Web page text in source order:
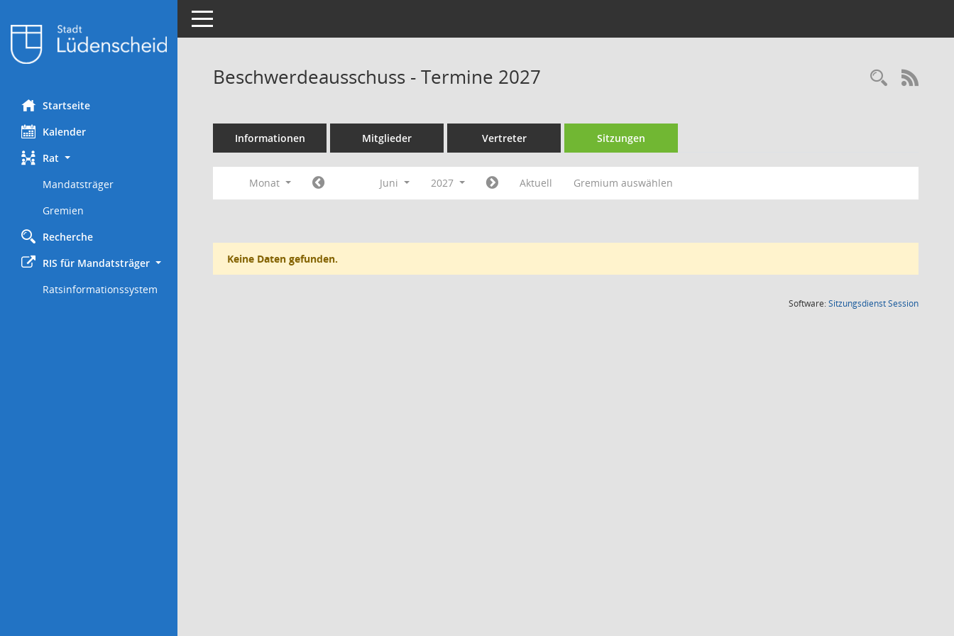
Startseite
Kalender
Rat
Mandatsträger
Gremien
Recherche
RIS für Mandatsträger
Ratsinformationssystem
Toggle navigation
Beschwerdeausschuss - Termine 2027
Informationen Mitglieder Vertreter Sitzungen
Monat Juni 2027 Aktuell Gremium auswählen
Keine Daten gefunden.
Software:SitzungsdienstSession(Wird in